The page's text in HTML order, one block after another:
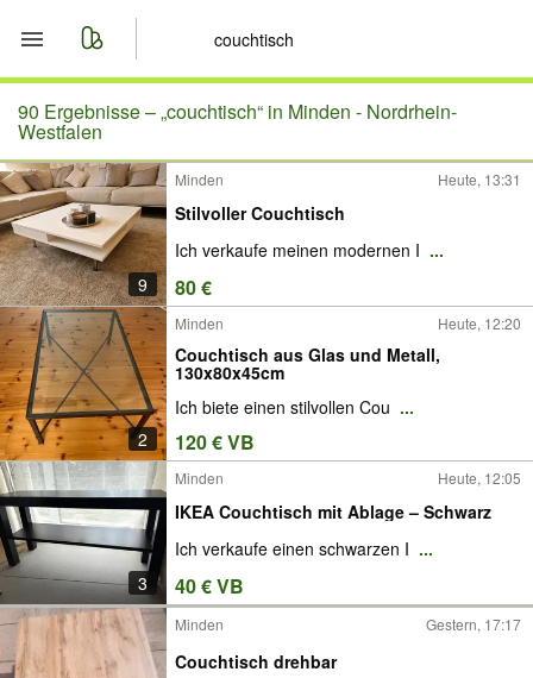
Start
Merkliste
Nachrichten
Anzeige aufgeben
90 Ergebnisse –„couchtisch“ in Minden - Nordrhein-
Westfalen
9
Minden Heute, 13:31
Stilvoller Couchtisch
Ich verkaufe meinen modernen I ...
80 €
2
Minden Heute, 12:20
Couchtisch aus Glas und Metall,
130x80x45cm
Ich biete einen stilvollen Cou ...
120 € VB
3
Minden Heute, 12:05
IKEA Couchtisch mit Ablage – Schwarz
Ich verkaufe einen schwarzen I ...
40 € VB
Minden Gestern, 17:17
Couchtisch drehbar